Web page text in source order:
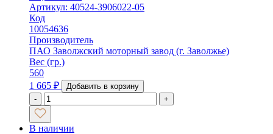
Артикул: 40524-3906022-05
Код
10054636
Производитель
ПАО Заволжский моторный завод (г. Заволжье)
Вес (гр.)
560
1 665 ₽
Добавить в корзину
-
+
В наличии